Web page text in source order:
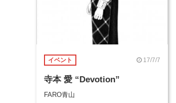
イベント 17/7/7
寺本 愛 “Devotion”
FARO青山